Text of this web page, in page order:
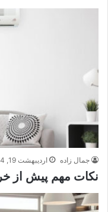
جمال زاده اردیبهشت 19, 1404
نکات مهم پیش از